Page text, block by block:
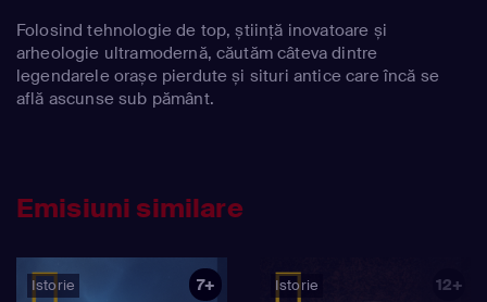
Folosind tehnologie de top, știință inovatoare și
arheologie ultramodernă, căutăm câteva dintre
legendarele orașe pierdute și situri antice care încă se
află ascunse sub pământ.
Emisiuni similare
Istorie
7+
Istorie
12+